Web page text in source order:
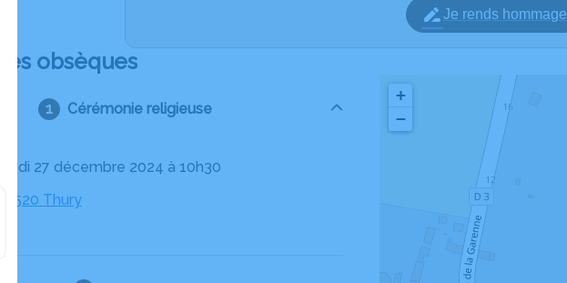
Je rends hommage
obsèques
Cérémonie religieuse
27 décembre 2024 à 10h30
Thury
+
−